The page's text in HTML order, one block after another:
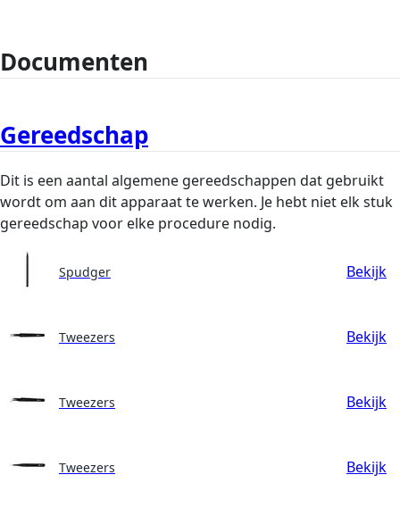
Documenten
Gereedschap
Dit is een aantal algemene gereedschappen dat gebruikt
wordt om aan dit apparaat te werken. Je hebt niet elk stuk
gereedschap voor elke procedure nodig.
Spudger Bekijk
Tweezers Bekijk
Tweezers Bekijk
Tweezers Bekijk